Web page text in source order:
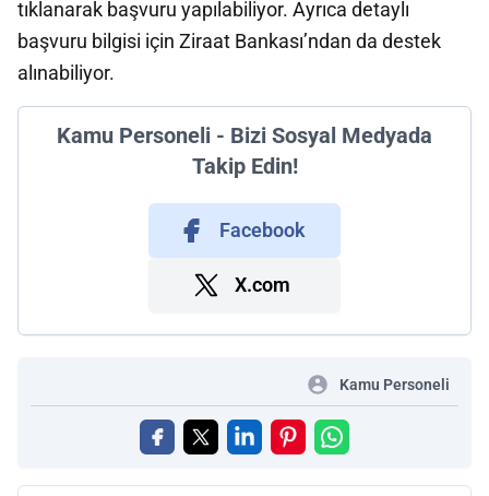
tıklanarak başvuru yapılabiliyor. Ayrıca detaylı
başvuru bilgisi için Ziraat Bankası’ndan da destek
alınabiliyor.
Kamu Personeli - Bizi Sosyal Medyada
Takip Edin!
Facebook
X.com
Kamu Personeli